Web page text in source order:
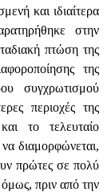
και ιδιαίτερα
στην
πτώση της
της
συγχρωτισμού
περιοχές της
το τελευταίο
διαμορφώνεται,
πρώτες σε πολύ
πριν από την